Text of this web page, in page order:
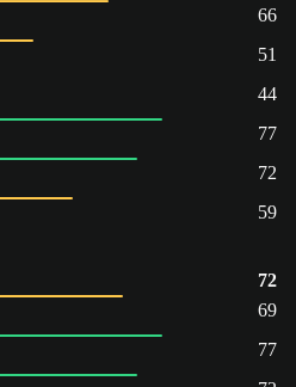
66
51
44
77
72
59
72
69
77